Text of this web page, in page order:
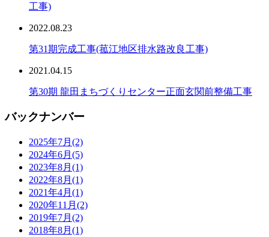
工事)
2022.08.23
第31期完成工事(菰江地区排水路改良工事)
2021.04.15
第30期 龍田まちづくりセンター正面玄関前整備工事
バックナンバー
2025年7月 (2)
2024年6月 (5)
2023年8月 (1)
2022年8月 (1)
2021年4月 (1)
2020年11月 (2)
2019年7月 (2)
2018年8月 (1)